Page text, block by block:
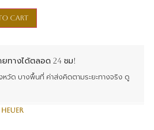
cart
ทางได้ตลอด 24 ชม!
หวัด บางพื้นที่ ค่าส่งคิดตามระยะทางจริง ดู
Heuer